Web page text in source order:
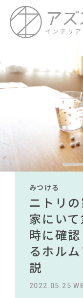
TAG LIST
#インテリアの法
#2022 夏ドラ
#大塚家具
#材木屋のおやじとせが
#DINOS
#インテリ
#石田ゆり子#河淳
#チェア#無印
#コメリ
#映画#タンス
#KEYUCA #
みつける
無印で
テムが
買える
インし
介
2022.10.24
みつける
IKEA家
ませる
されて
説！！
2023.09.27
みつける
ニトリ
家にい
時に確
るホル
説
2022.05.25
みつける
【部屋
必見】
タイル
紹介！
タイル18
2023.09.23
みつける
無印で
テムが
買える
インし
介
2022.10.24
みつける
IKEA家
ませる
されて
説！！
2023.09.27